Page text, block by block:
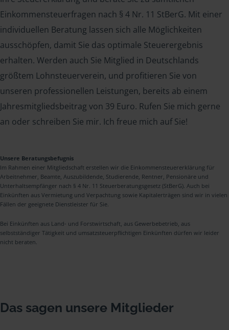
Einkommensteuerfragen nach § 4 Nr. 11 StBerG. Mit einer
individuellen Beratung lassen sich alle Möglichkeiten
ausschöpfen, damit Sie das optimale Steuerergebnis
erhalten. Werden auch Sie Mitglied in Deutschlands
größtem Lohnsteuerverein, und profitieren Sie von
unseren professionellen Leistungen, bereits ab einem
Jahresmitgliedsbeitrag von 39 Euro. Rufen Sie mich gerne
an oder schreiben Sie mir. Ich freue mich auf Sie!
Unsere Beratungsbefugnis
Im Rahmen einer Mitgliedschaft erstellen wir die Einkommensteuererklärung für
Arbeitnehmer, Beamte, Auszubildende, Studierende, Rentner, Pensionäre und
Unterhaltsempfänger nach § 4 Nr. 11 Steuerberatungsgesetz (StBerG). Auch bei
Einkünften aus Vermietung und Verpachtung sowie Kapitalerträgen sind wir in vielen
Fällen der geeignete Dienstleister für Sie.
Bei Einkünften aus Land- und Forstwirtschaft, aus Gewerbebetrieb, aus
selbstständiger Tätigkeit und umsatzsteuerpflichtigen Einkünften dürfen wir leider
nicht beraten.
Das sagen unsere Mitglieder